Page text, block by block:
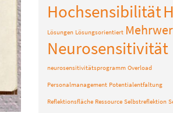
Hochsensibilität
Lösungen Lösungsorientiert
Neurosensitivität
neurosensitivitätsprogramm Overload
Personalmanagement Potentialentfaltung
Reflektionsfläche Ressource Selbstreflektion